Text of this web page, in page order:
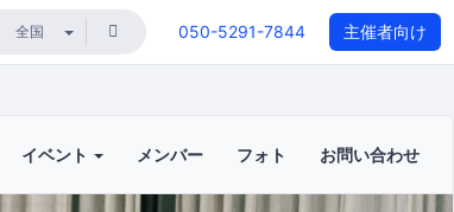
050-5291-7844 主催者向け
イベント メンバー フォト お問い合わせ